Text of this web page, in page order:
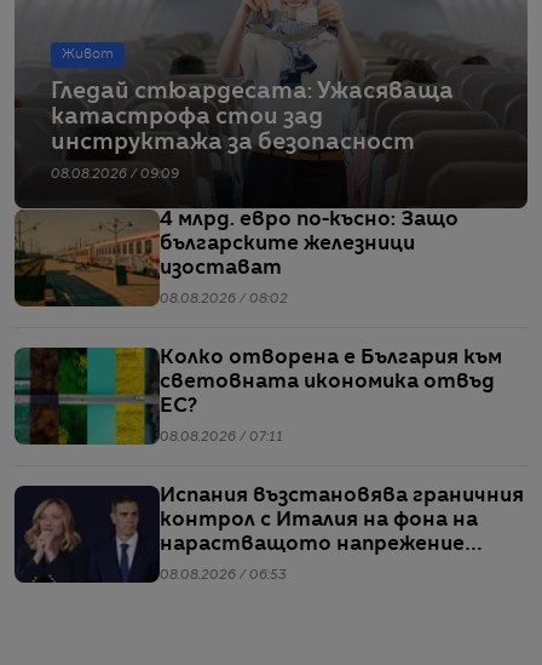
Живот
Гледай стюардесата: Ужасяваща
катастрофа стои зад
инструктажа за безопасност
08.08.2026 / 09:09
4 млрд. евро по-късно: Защо
българските железници
изостават
08.08.2026 / 08:02
Колко отворена е България към
световната икономика отвъд
ЕС?
08.08.2026 / 07:11
Испания възстановява граничния
контрол с Италия на фона на
нарастващото напрежение
заради мигрантите
08.08.2026 / 06:53